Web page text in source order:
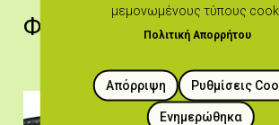
Φωτογραφίες
μεμονωμένους τύπους
Πολιτική Απορρήτου
Ρυθμίσεις
Απόρριψη
Ενημερώθηκα